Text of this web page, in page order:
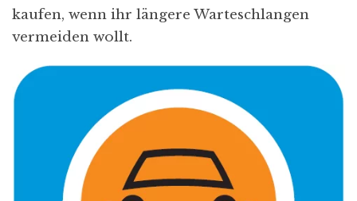
kaufen, wenn ihr längere Warteschlangen
vermeiden wollt.